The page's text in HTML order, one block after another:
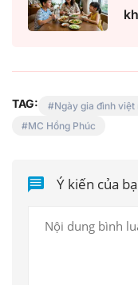
TAG: Ngày gia đình việt
MC Hồng Phúc
Ý kiến của